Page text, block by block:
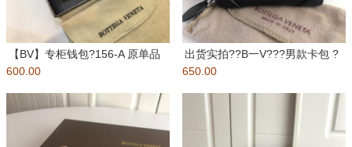
【BV】专柜钱包?156-A 原单品
质 采用顶级打蜡牛皮 手
600.00
出货实拍??B一V???男款卡包 ?
采用原厂意大利打腊胎牛皮
650.00